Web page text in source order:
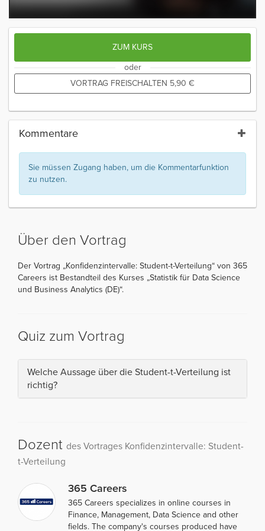
ZUM KURS
oder
VORTRAG FREISCHALTEN 5,90 €
Kommentare
Sie müssen Zugang haben, um die Kommentarfunktion
zu nutzen.
Über den Vortrag
Der Vortrag „Konfidenzintervalle: Student-t-Verteilung“ von 365
Careers ist Bestandteil des Kurses „Statistik für Data Science
und Business Analytics (DE)“.
Quiz zum Vortrag
Welche Aussage über die Student-t-Verteilung ist
richtig?
Dozent des Vortrages Konfidenzintervalle: Student-
t-Verteilung
365 Careers
365 Careers specializes in online courses in
Finance, Management, Data Science and other
fields. The company's courses produced have